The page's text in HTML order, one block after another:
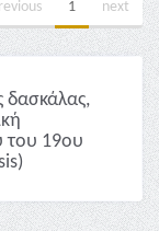
1 next
δασκάλας,
του 19ου